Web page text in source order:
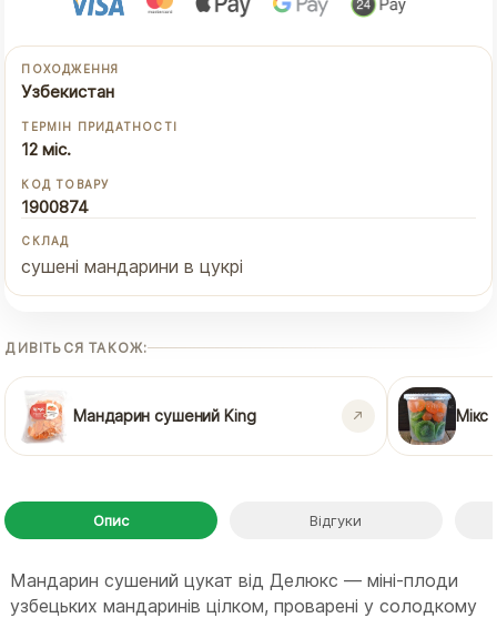
ПОХОДЖЕННЯ
Узбекистан
ТЕРМІН ПРИДАТНОСТІ
12 міс.
КОД ТОВАРУ
1900874
СКЛАД
сушені мандарини в цукрі
ДИВІТЬСЯ ТАКОЖ:
Мандарин сушений King Мікс
Опис Відгуки
Мандарин сушений цукат від Делюкс — міні-плоди
узбецьких мандаринів цілком, проварені у солодкому